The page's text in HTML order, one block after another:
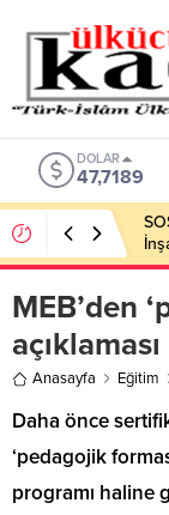
DOLAR
47,7189
MEB’den
açıklaması
Anasayfa Eğitim
Daha önce
‘pedagojik
programı haline